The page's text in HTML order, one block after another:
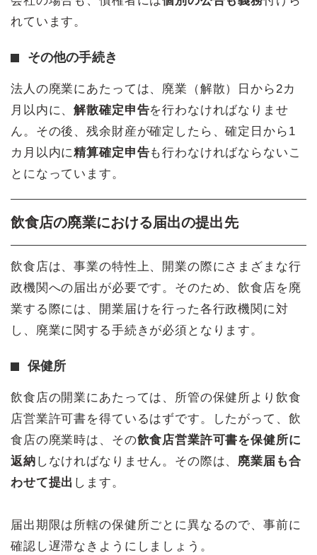
れています。
その他の手続き
法人の廃業にあたっては、廃業（解散）日から2カ
月以内に、解散確定申告を行わなければなりませ
ん。その後、残余財産が確定したら、確定日から1
カ月以内に精算確定申告も行わなければならないこ
とになっています。
飲食店の廃業における届出の提出先
飲食店は、事業の特性上、開業の際にさまざまな行
政機関への届出が必要です。そのため、飲食店を廃
業する際には、開業届けを行った各行政機関に対
し、廃業に関する手続きが必須となります。
保健所
飲食店の開業にあたっては、所管の保健所より飲食
店営業許可書を得ているはずです。したがって、飲
食店の廃業時は、その飲食店営業許可書を保健所に
返納 しなければなりません。その際は、 廃業届も合
わせて提出 します。
届出期限は所轄の保健所ごとに異なるので、事前に
確認し遅滞なきようにしましょう。